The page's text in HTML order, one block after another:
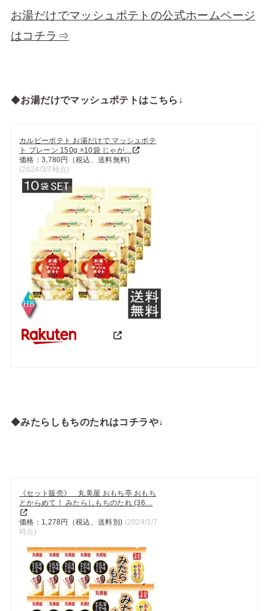
お湯だけでマッシュポテトの公式ホームページ
はコチラ⇒
◆お湯だけでマッシュポテトはこちら↓
カルビーポテト お湯だけで マッシュポテ
ト プレーン 150g ×10袋 じゃが…
価格：3,780円（税込、送料無料)
(2024/3/7時点)
◆みたらしもちのたれはコチラや↓
《セット販売》 丸美屋 おもち亭 おもち
とからめて！ みたらしもちのたれ (36…
価格：1,278円（税込、送料別) (2024/3/7
時点)